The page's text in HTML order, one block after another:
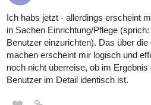
Ich habs jetzt - allerdings erscheint
in Sachen Einrichtung/Pflege
Benutzer einzurichten). Das über
machen erscheint mir logisch und
noch nicht überreise, ob im
Benutzer im Detail identisch ist.